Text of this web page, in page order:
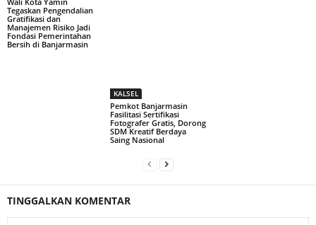
Tegaskan Pengendalian
Gratifikasi dan
Manajemen Risiko Jadi
Fondasi Pemerintahan
Bersih di Banjarmasin
KALSEL
Pemkot Banjarmasin
Fasilitasi Sertifikasi
Fotografer Gratis, Dorong
SDM Kreatif Berdaya
Saing Nasional
TINGGALKAN KOMENTAR